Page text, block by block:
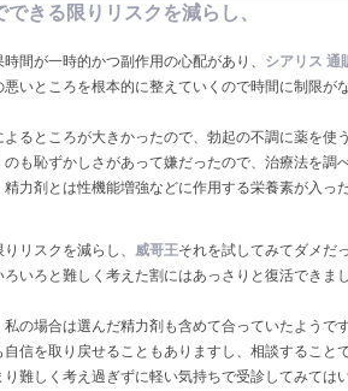
きる限りリスクを減らし、
間が一時的かつ副作用の心配があり、 シアリス 通
いところを根本的に整えていくので時間に制限が
るところが大きかったので、勃起の不調に薬を使
も恥ずかしさがあって嫌だったので、治療法を調
力剤とは性機能増強などに作用する栄養素が入っ
リスクを減らし、 威哥王それを試してみてダメだ
いろと難しく考えた割にはあっさりと復活できまし
の場合は選んだ精力剤も含めて合っていたようです
信を取り戻せることもありますし、相談すること
難しく考え過ぎずに軽い気持ちで受診してみては